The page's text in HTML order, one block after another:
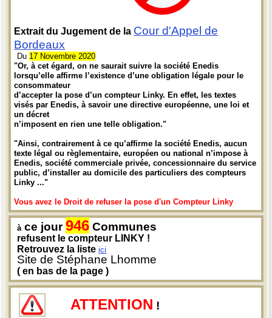
Extrait du Jugement de la Cour d'Appel de
Bordeaux
Du 17 Novembre 2020
"Or, à cet égard, on ne saurait suivre la société Enedis
lorsqu’elle affirme l’existence d’une obligation légale pour le
consommateur
d’accepter la pose d’un compteur Linky. En effet, les textes
visés par Enedis, à savoir une directive européenne, une loi et
un décret
n’imposent en rien une telle obligation."
"Ainsi, contrairement à ce qu’affirme la société Enedis, aucun
texte légal ou règlementaire, européen ou national n’impose à
Enedis, société commerciale privée, concessionnaire du service
public, d’installer au domicile des particuliers des compteurs
Linky ..."
Vous avez le Droit de refuser la pose d'un Compteur Linky
à ce jour946 Communes
refusent le compteur LINKY !
Retrouvez la listeici
Site de Stéphane Lhomme
( en bas de la page )
ATTENTION !